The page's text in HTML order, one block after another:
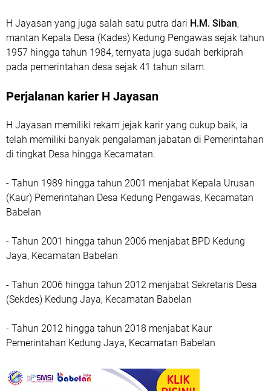
H Jayasan yang juga salah satu putra dari H.M. Siban,
mantan Kepala Desa (Kades) Kedung Pengawas sejak tahun
1957 hingga tahun 1984, ternyata juga sudah berkiprah
pada pemerintahan desa sejak 41 tahun silam.
Perjalanan karier H Jayasan
H Jayasan memiliki rekam jejak karir yang cukup baik, ia
telah memiliki banyak pengalaman jabatan di Pemerintahan
di tingkat Desa hingga Kecamatan.
- Tahun 1989 hingga tahun 2001 menjabat Kepala Urusan
(Kaur) Pemerintahan Desa Kedung Pengawas, Kecamatan
Babelan
- Tahun 2001 hingga tahun 2006 menjabat BPD Kedung
Jaya, Kecamatan Babelan
- Tahun 2006 hingga tahun 2012 menjabat Sekretaris Desa
(Sekdes) Kedung Jaya, Kecamatan Babelan
- Tahun 2012 hingga tahun 2018 menjabat Kaur
Pemerintahan Kedung Jaya, Kecamatan Babelan